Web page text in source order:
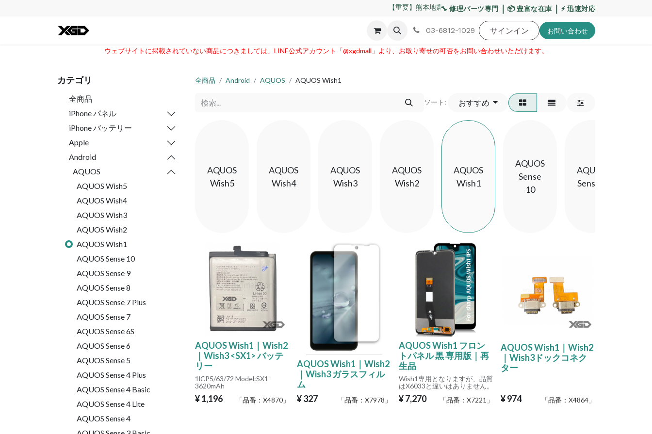
【重要】熊本地震・お盆期間の配送への影響について 【重要】平日の
🔧 修理パーツ専門 ｜ 📦 豊富な在庫 ｜ ⚡ 迅速対応
不良交換規定 ゲーム機 バッテリー 工具・備品 特価品 ポイントに関して
03-6812-1029 サインイン お問い​合わせ
ウェブサイトに掲載されていない商品につきましては、LINE公式アカウント「@xgdmall」より、お取り寄せの可否をお問い合わせいただけます。​
カテゴリ
全商品
iPhone パネル
iPhone バッテリー
Apple
Android
AQUOS
AQUOS Wish5
AQUOS Wish4
AQUOS Wish3
AQUOS Wish2
AQUOS Wish1
AQUOS Sense 10
AQUOS Sense 9
AQUOS Sense 8
AQUOS Sense 7 Plus
AQUOS Sense 7
AQUOS Sense 6S
AQUOS Sense 6
AQUOS Sense 5
AQUOS Sense 4 Plus
AQUOS Sense 4 Basic
AQUOS Sense 4 Lite
AQUOS Sense 4
全商品 Android AQUOS AQUOS Wish1
ソート: おすすめ
AQUOS
Wish5
AQUOS
Wish4
AQUOS
Wish3
AQUOS
Wish2
AQUOS
Wish1
AQUOS
Sense
10
AQUOS
Sense 9
AQUOS Wish1｜Wish2
｜Wish3 <SX1> バッテ
リー
1lCP5/63/72 Model:SX1 -
3620mAh
¥1,196 「品番： X4870 」
AQUOS Wish1｜Wish2
｜Wish3 ガラスフィル
ム
¥327 「品番： X7978 」
AQUOS Wish1 フロン
トパネル 黒 専用版｜再
生品
Wish1専用となりますが、品質
はX6033と違いはありません。
¥7,270 「品番： X7221 」
AQUOS Wish1｜Wish2
｜Wish3ドックコネク
ター
¥974 「品番： X4864 」